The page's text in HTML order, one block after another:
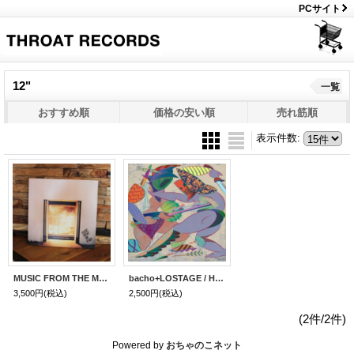
PCサイト
12" 一覧
おすすめ順 価格の安い順 売れ筋順
表示件数:
MUSIC FROM THE MARS / TRUNK ( 12" VINYL )
3,500円(税込)
bacho+LOSTAGE / HOMETOWN E.P. ( VINYL )
2,500円(税込)
(2件/2件)
Powered by おちゃのこネット